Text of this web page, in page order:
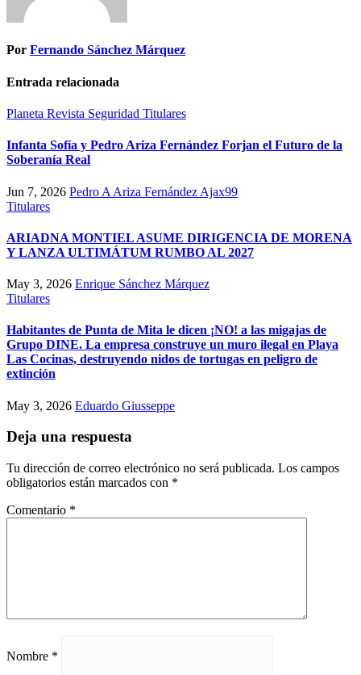
Por Fernando Sánchez Márquez
Entrada relacionada
Planeta Revista Seguridad Titulares
Infanta Sofía y Pedro Ariza Fernández Forjan el Futuro de la
Soberanía Real
Jun 7, 2026 Pedro A Ariza Fernández Ajax99
Titulares
ARIADNA MONTIEL ASUME DIRIGENCIA DE MORENA
Y LANZA ULTIMÁTUM RUMBO AL 2027
May 3, 2026 Enrique Sánchez Márquez
Titulares
Habitantes de Punta de Mita le dicen ¡NO! a las migajas de
Grupo DINE. La empresa construye un muro ilegal en Playa
Las Cocinas, destruyendo nidos de tortugas en peligro de
extinción
May 3, 2026 Eduardo Giusseppe
Deja una respuesta
Tu dirección de correo electrónico no será publicada. Los campos
obligatorios están marcados con *
Comentario *
Nombre *